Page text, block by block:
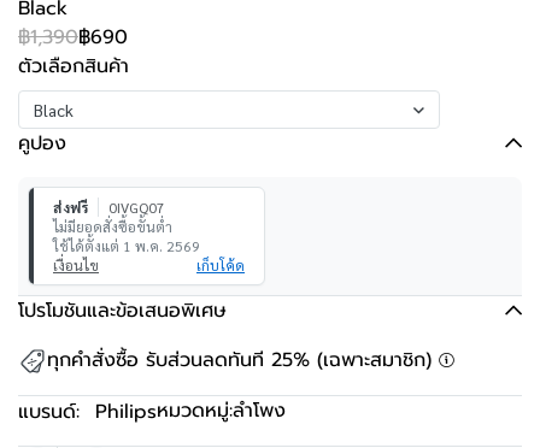
Black
฿1,390฿690
ตัวเลือกสินค้า
Black
คูปอง
ส่งฟรี
0IVGQ07
ไม่มียอดสั่งซื้อขั้นต่ำ
ใช้ได้ตั้งแต่ 1 พ.ค. 2569
เงื่อนไข
เก็บโค้ด
โปรโมชันและข้อเสนอพิเศษ
ทุกคำสั่งซื้อ รับส่วนลดทันที 25% (เฉพาะสมาชิก)
แบรนด์: Philipsหมวดหมู่:ลำโพง